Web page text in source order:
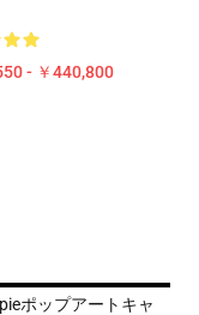
- ￥440,800
ポップアートキャ